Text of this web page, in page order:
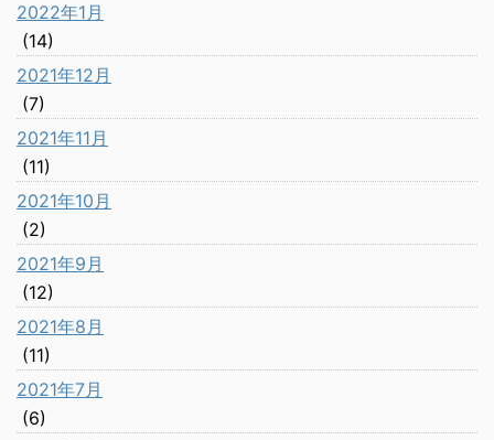
2022年1月
(14)
2021年12月
(7)
2021年11月
(11)
2021年10月
(2)
2021年9月
(12)
2021年8月
(11)
2021年7月
(6)